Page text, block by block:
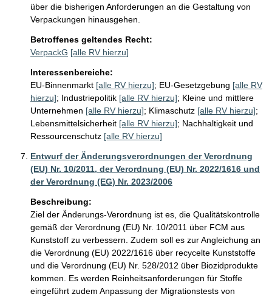
über die bisherigen Anforderungen an die Gestaltung von
Verpackungen hinausgehen.
Betroffenes geltendes Recht:
VerpackG [alle RV hierzu]
Interessenbereiche:
EU-Binnenmarkt [alle RV hierzu]; EU-Gesetzgebung [alle RV
hierzu]; Industriepolitik [alle RV hierzu]; Kleine und mittlere
Unternehmen [alle RV hierzu]; Klimaschutz [alle RV hierzu];
Lebensmittelsicherheit [alle RV hierzu]; Nachhaltigkeit und
Ressourcenschutz [alle RV hierzu]
Entwurf der Änderungsverordnungen der Verordnung
(EU) Nr. 10/2011, der Verordnung (EU) Nr. 2022/1616 und
der Verordnung (EG) Nr. 2023/2006
Beschreibung:
Ziel der Änderungs-Verordnung ist es, die Qualitätskontrolle
gemäß der Verordnung (EU) Nr. 10/2011 über FCM aus
Kunststoff zu verbessern. Zudem soll es zur Angleichung an
die Verordnung (EU) 2022/1616 über recycelte Kunststoffe
und die Verordnung (EU) Nr. 528/2012 über Biozidprodukte
kommen. Es werden Reinheitsanforderungen für Stoffe
eingeführt zudem Anpassung der Migrationstests von